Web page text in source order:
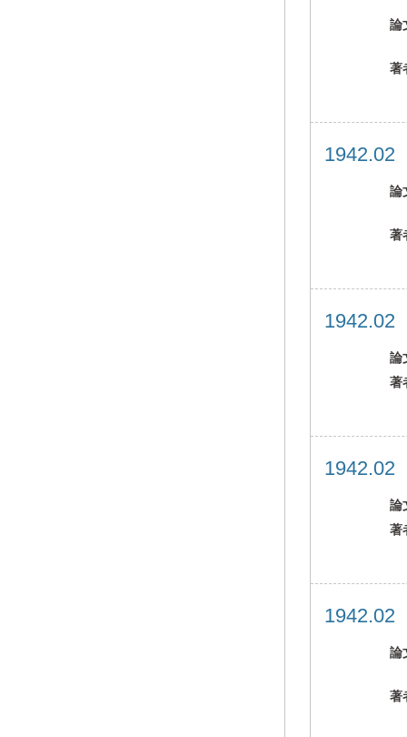
論
著
論
著
論
著
論
著
論
著